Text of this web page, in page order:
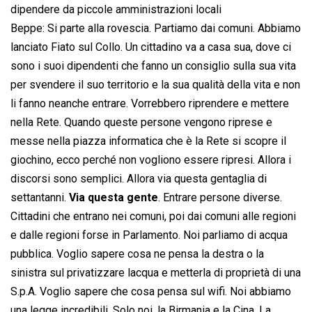
dipendere da piccole amministrazioni locali
Beppe: Si parte alla rovescia. Partiamo dai comuni. Abbiamo
lanciato Fiato sul Collo. Un cittadino va a casa sua, dove ci
sono i suoi dipendenti che fanno un consiglio sulla sua vita
per svendere il suo territorio e la sua qualità della vita e non
li fanno neanche entrare. Vorrebbero riprendere e mettere
nella Rete. Quando queste persone vengono riprese e
messe nella piazza informatica che è la Rete si scopre il
giochino, ecco perché non vogliono essere ripresi. Allora i
discorsi sono semplici. Allora via questa gentaglia di
settantanni. Via questa gente. Entrare persone diverse.
Cittadini che entrano nei comuni, poi dai comuni alle regioni
e dalle regioni forse in Parlamento. Noi parliamo di acqua
pubblica. Voglio sapere cosa ne pensa la destra o la
sinistra sul privatizzare lacqua e metterla di proprietà di una
S.p.A. Voglio sapere che cosa pensa sul wifi. Noi abbiamo